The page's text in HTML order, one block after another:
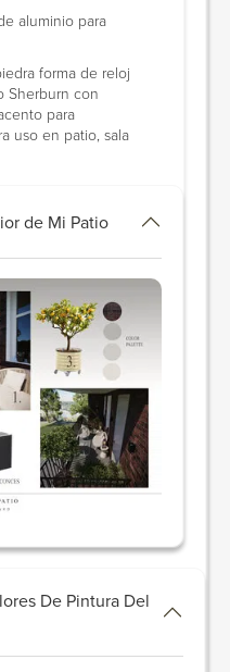
aluminio para
forma de reloj
Sherburn con
para
uso en patio, sala
de Mi Patio
De Pintura Del